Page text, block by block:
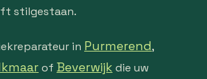
stilgestaan.
in Purmerend,
of Beverwijk die uw